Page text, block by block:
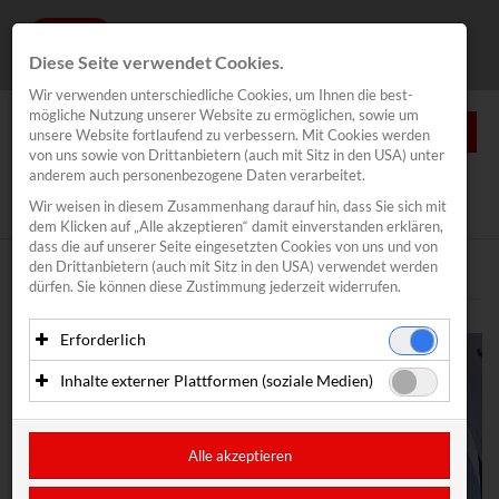
0
Segeln
Traunsee Woche
Lakeventure Traunsee
Kitefoil Traunsee
CoolRunnings
News / Lakeventure Traunsee
Text Bilder
Diese Seite verwendet Cookies.
Wir verwenden unterschiedliche Cookies, um Ihnen die best­
mögliche Nutzung unserer Website zu ermöglichen, sowie um
unsere Website fortlaufend zu verbessern. Mit Cookies werden
von uns sowie von Drittanbietern (auch mit Sitz in den USA) unter
anderem auch personenbezogene Daten verarbeitet.
Wir weisen in diesem Zusammenhang darauf hin, dass Sie sich mit
dem Klicken auf „Alle akzeptieren“ damit ein­ver­standen erklären,
dass die auf unserer Seite eingesetzten Cookies von uns und von
den Drittanbietern (auch mit Sitz in den USA) verwendet werden
dürfen. Sie können diese Zustimmung jederzeit widerrufen.
Erforderlich
Essenzielle Cookies ermöglichen grundlegende Funktionen
und sind für die einwandfreie Funktion der Website
personenbezogenen Daten und werden an keine Dritten
Anbieter: Eigentümer der Website (Erstanbieter)
Inhalte externer Plattformen (soziale Medien)
Drittanbietern (in der Regel soziale Medien) angezeigt
werden. Dadurch werden auch Cookies der Drittanbieter auf
Sitz in den USA.
Alle akzeptieren